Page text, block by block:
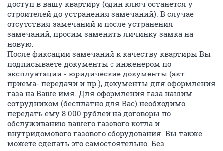
доступ в вашу квартиру (один ключ останется у
строителей до устранения замечаний). В случае
отсутствия замечаний и после устранения
замечаний, просим заменить личинку замка на
новую.
После фиксации замечаний к качеству квартиры Вы
подписываете документы с инженером по
эксплуатации - юридические документы (акт
приема- передачи и пр.), документы для оформления
газа на Ваше имя. Для оформления газа нашим
сотрудником (бесплатно для Вас) необходимо
передать ему 8 000 рублей на договоры по
обслуживанию вашего газового котла и
внутридомового газового оборудования. Вы также
можете сделать это самостоятельно. Без